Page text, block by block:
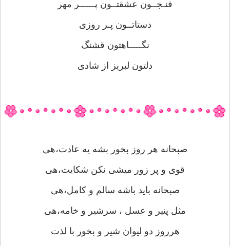
فنـجــون عشقتــون پــــــر مهر
دستاتــون پـر روزی
نگـــــاهتون قشنگ
دلتون لبریز از شادی
صبحانه هر روز بخور بشه یه عادت،هی
قوی و پر زور میشی نکن شکایت،هی
صبحانه باید باشه سالم و کامل،هی
مثل پنیر و عسل ، سرشیر و خامه،هی
هرروز دو لیوان شیر و بخور با لذت